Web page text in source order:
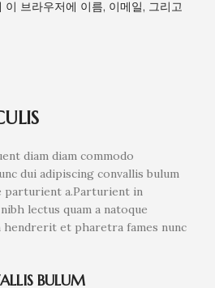
브라우저에 이름, 이메일, 그리고
diam diam commodo
dui adipiscing convallis bulum
parturient a.Parturient in
lectus quam a natoque
hendrerit et pharetra fames nunc
BULUM